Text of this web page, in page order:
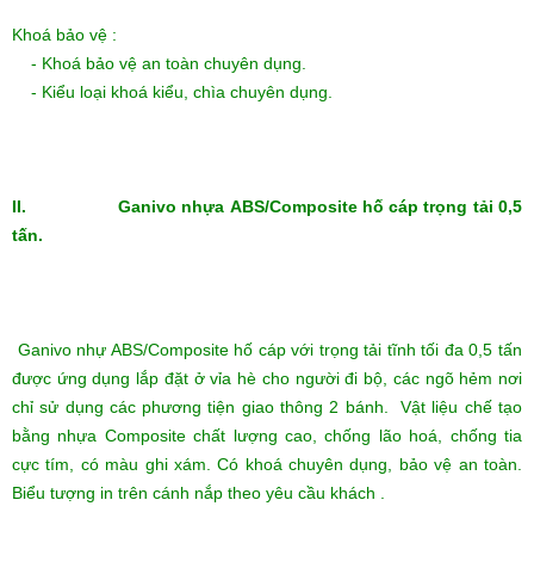
Khoá bảo vệ :
- Khoá bảo vệ an toàn chuyên dụng.
- Kiểu loại khoá kiểu, chìa chuyên dụng.
II. Ganivo nhựa ABS/Composite hố cáp trọng tải 0,5
tấn.
Ganivo nhự ABS/Composite hố cáp với trọng tải tĩnh tối đa 0,5 tấn
được ứng dụng lắp đặt ở vỉa hè cho người đi bộ, các ngõ hẻm nơi
chỉ sử dụng các phương tiện giao thông 2 bánh. Vật liệu chế tạo
bằng nhựa Composite chất lượng cao, chống lão hoá, chống tia
cực tím, có màu ghi xám. Có khoá chuyên dụng, bảo vệ an toàn.
Biểu tượng in trên cánh nắp theo yêu cầu khách .